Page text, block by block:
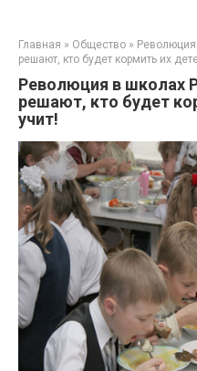
Главная » Общество »
решают, кто будет кормить их
Революция в школах
решают, кто будет
учит!